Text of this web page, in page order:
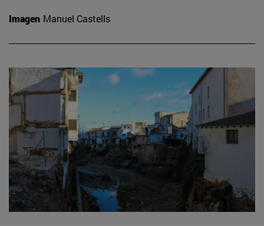
Imagen Manuel Castells